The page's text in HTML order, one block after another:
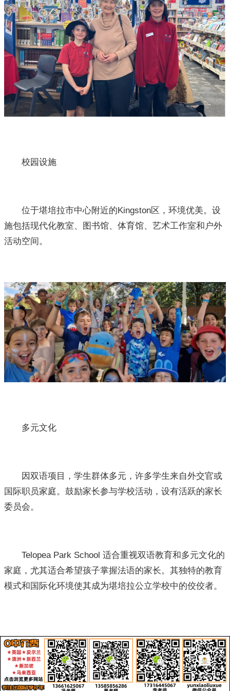
校园设施
位于堪培拉市中心附近的Kingston区，环境优美。设
施包括现代化教室、图书馆、体育馆、艺术工作室和户外
活动空间。
多元文化
因双语项目，学生群体多元，许多学生来自外交官或
国际职员家庭。鼓励家长参与学校活动，设有活跃的家长
委员会。
Telopea Park School 适合重视双语教育和多元文化的
家庭，尤其适合希望孩子掌握法语的家长。其独特的教育
模式和国际化环境使其成为堪培拉公立学校中的佼佼者。